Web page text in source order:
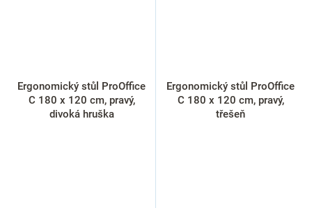
Ergonomický stůl ProOffice
C 180 x 120 cm, pravý,
divoká hruška
Ergonomický stůl ProOffice
C 180 x 120 cm, pravý,
třešeň